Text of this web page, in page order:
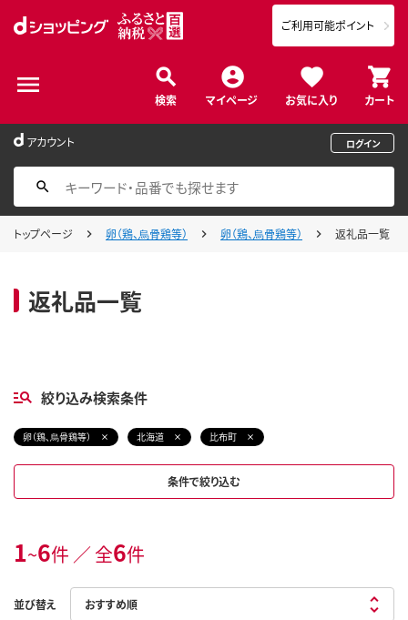
検索 マイページ お気に入り カート
ご利用可能ポイント
アカウント ログイン
トップページ 卵（鶏、烏骨鶏等） 卵（鶏、烏骨鶏等） 返礼品一覧
返礼品一覧
絞り込み検索条件
卵（鶏、烏骨鶏等） 北海道 比布町
条件で絞り込む
1~6件 ／ 全6件
並び替え